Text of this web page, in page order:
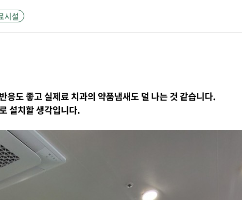
시설
응도 좋고 실제료 치과의 약품냄새도 덜 나는 것 같습니다.
설치할 생각입니다.